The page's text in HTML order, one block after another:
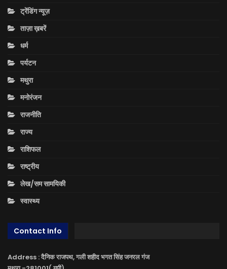
ट्रेंडिंग न्यूज़
ताज़ा ख़बरें
धर्म
पर्यटन
मथुरा
मनोरंजन
राजनीति
राज्य
राशिफल
राष्ट्रीय
लेख/सम सामयिकी
स्वास्थ्य
Contact Info
Address : दैनिक राजपथ, गली शहीद भगत सिंह जनरल गंज